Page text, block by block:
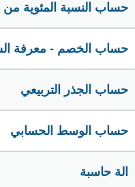
حساب النسبة المئوية من
حساب الخصم - معرفة
حساب الجذر التربيعي
حساب الوسط الحسابي
الة حاسبة